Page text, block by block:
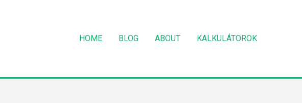
HOME BLOG ABOUT KALKULÁTOROK